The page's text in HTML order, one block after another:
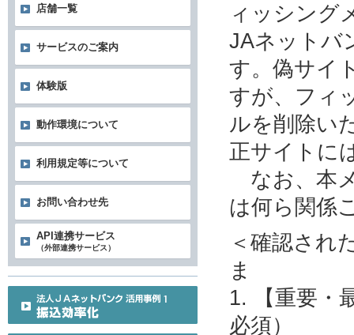
ィッシング
JAネットバ
す。偽サイ
すが、フィ
ルを削除い
正サイトに
なお、本
は何ら関係
＜確認され
ま
1. 【重要・
必須）
店舗一覧
サービスのご案内
体験版
動作環境について
利用規定等について
お問い合わせ先
API連携サービス
（外部連携サービス）